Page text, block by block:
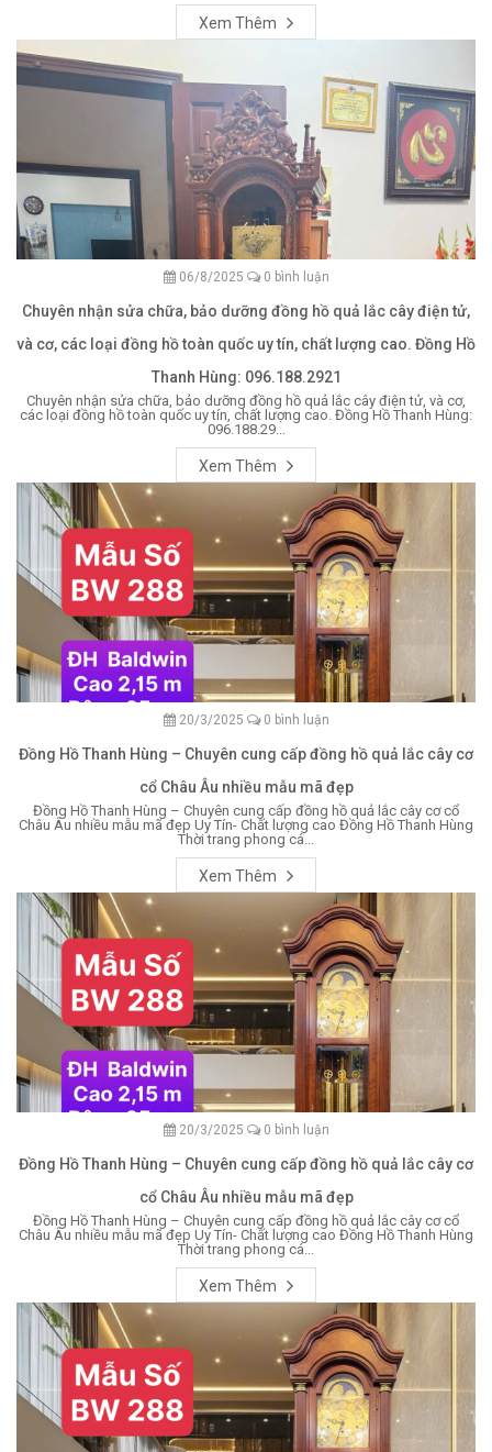
Xem Thêm
06/8/2025 0 bình luận
Chuyên nhận sửa chữa, bảo dưỡng đồng hồ quả lắc cây điện tử,
và cơ, các loại đồng hồ toàn quốc uy tín, chất lượng cao. Đồng Hồ
Thanh Hùng: 096.188.2921
Chuyên nhận sửa chữa, bảo dưỡng đồng hồ quả lắc cây điện tử, và cơ,
các loại đồng hồ toàn quốc uy tín, chất lượng cao. Đồng Hồ Thanh Hùng:
096.188.29...
Xem Thêm
20/3/2025 0 bình luận
Đồng Hồ Thanh Hùng – Chuyên cung cấp đồng hồ quả lắc cây cơ
cổ Châu Âu nhiều mẫu mã đẹp
Đồng Hồ Thanh Hùng – Chuyên cung cấp đồng hồ quả lắc cây cơ cổ
Châu Âu nhiều mẫu mã đẹp Uy Tín- Chất lượng cao Đồng Hồ Thanh Hùng
Thời trang phong cá...
Xem Thêm
20/3/2025 0 bình luận
Đồng Hồ Thanh Hùng – Chuyên cung cấp đồng hồ quả lắc cây cơ
cổ Châu Âu nhiều mẫu mã đẹp
Đồng Hồ Thanh Hùng – Chuyên cung cấp đồng hồ quả lắc cây cơ cổ
Châu Âu nhiều mẫu mã đẹp Uy Tín- Chất lượng cao Đồng Hồ Thanh Hùng
Thời trang phong cá...
Xem Thêm